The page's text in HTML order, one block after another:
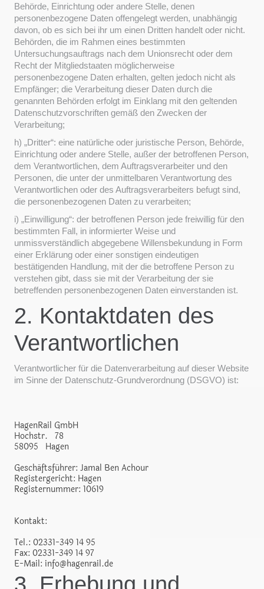
Behörde, Einrichtung oder andere Stelle, denen
personenbezogene Daten offengelegt werden, unabhängig
davon, ob es sich bei ihr um einen Dritten handelt oder nicht.
Behörden, die im Rahmen eines bestimmten
Untersuchungsauftrags nach dem Unionsrecht oder dem
Recht der Mitgliedstaaten möglicherweise
personenbezogene Daten erhalten, gelten jedoch nicht als
Empfänger; die Verarbeitung dieser Daten durch die
genannten Behörden erfolgt im Einklang mit den geltenden
Datenschutzvorschriften gemäß den Zwecken der
Verarbeitung;
h) „Dritter“: eine natürliche oder juristische Person, Behörde,
Einrichtung oder andere Stelle, außer der betroffenen Person,
dem Verantwortlichen, dem Auftragsverarbeiter und den
Personen, die unter der unmittelbaren Verantwortung des
Verantwortlichen oder des Auftragsverarbeiters befugt sind,
die personenbezogenen Daten zu verarbeiten;
i) „Einwilligung“: der betroffenen Person jede freiwillig für den
bestimmten Fall, in informierter Weise und
unmissverständlich abgegebene Willensbekundung in Form
einer Erklärung oder einer sonstigen eindeutigen
bestätigenden Handlung, mit der die betroffene Person zu
verstehen gibt, dass sie mit der Verarbeitung der sie
betreffenden personenbezogenen Daten einverstanden ist.
2. Kontaktdaten des
Verantwortlichen
Verantwortlicher für die Datenverarbeitung auf dieser Website
im Sinne der Datenschutz-Grundverordnung (DSGVO) ist:
HagenRail GmbH
Hochstr.
78
58095
Hagen
Geschäftsführer: Jamal Ben Achour
Registergericht: Hagen
Registernummer: 10619
Kontakt:
Tel.: 02331-349 14 95
Fax: 02331-349 14 97
E-Mail: info@hagenrail.de